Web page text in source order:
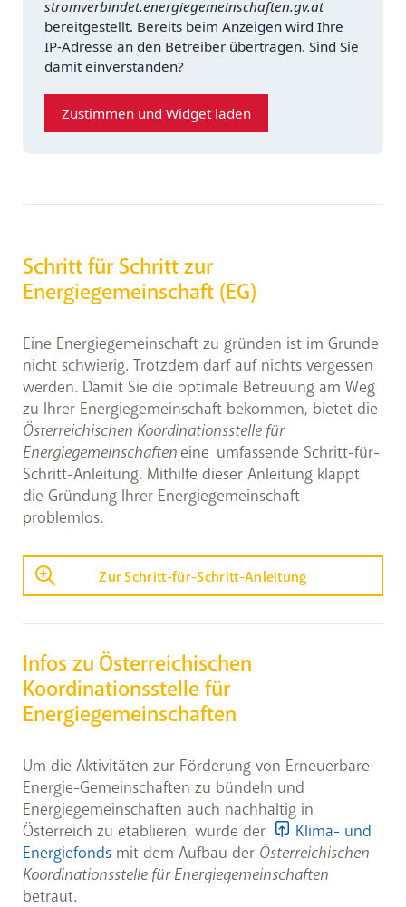
Schritt für Schritt zur
Energiegemeinschaft (EG)
Eine Energiegemeinschaft zu gründen ist im Grunde
nicht schwierig. Trotzdem darf auf nichts vergessen
werden. Damit Sie die optimale Betreuung am Weg
zu Ihrer Energiegemeinschaft bekommen, bietet die
Österreichischen Koordinationsstelle für
Energiegemeinschafteneine umfassende Schritt-für-
Schritt-Anleitung. Mithilfe dieser Anleitung klappt
die Gründung Ihrer Energiegemeinschaft
problemlos.
Zur Schritt-für-Schritt-Anleitung
Infos zu Österreichischen
Koordinationsstelle für
Energiegemeinschaften
Um die Aktivitäten zur Förderung von Erneuerbare-
Energie-Gemeinschaften zu bündeln und
Energiegemeinschaften auch nachhaltig in
Österreich zu etablieren, wurde der
Klima- und
Energiefonds mit dem Aufbau der Österreichischen
Koordinationsstelle für Energiegemeinschaften
betraut.